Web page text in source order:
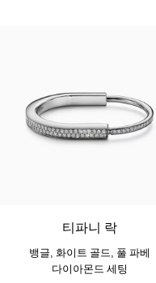
티파니 락
뱅글, 화이트 골드, 풀 파베
다이아몬드 세팅